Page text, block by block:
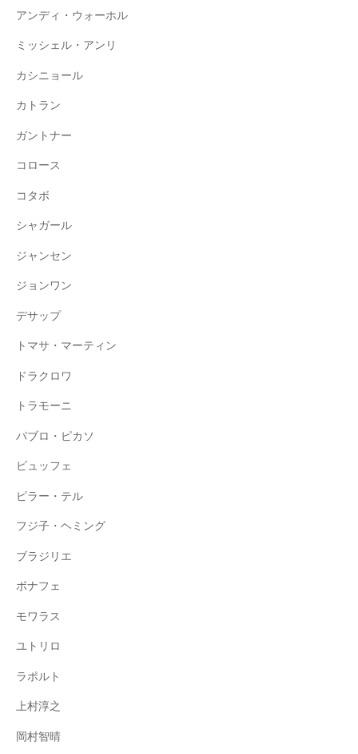
アンディ・ウォーホル
ミッシェル・アンリ
カシニョール
カトラン
ガントナー
コロース
コタボ
シャガール
ジャンセン
ジョンワン
デサップ
トマサ・マーティン
ドラクロワ
トラモーニ
パブロ・ピカソ
ビュッフェ
ピラー・テル
フジ子・ヘミング
ブラジリエ
ボナフェ
モワラス
ユトリロ
ラポルト
上村淳之
岡村智晴